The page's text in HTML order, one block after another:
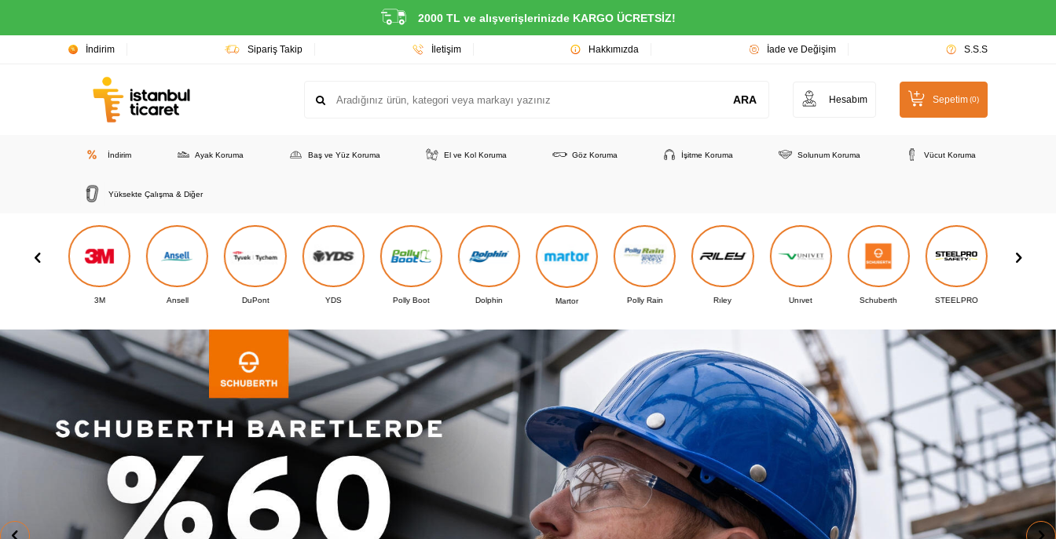
2000 TL ve alışverişlerinizde KARGO ÜCRETSİZ!
İndirim Sipariş Takip İletişim Hakkımızda İade ve Değişim S.S.S
ARA Hesabım Sepetim(0)
İndirim Ayak Koruma Baş ve Yüz Koruma El ve Kol Koruma Göz Koruma İşitme Koruma Solunum Koruma Vücut Koruma
Yüksekte Çalışma & Diğer
Ansell DuPont YDS Polly Boot Dolphin Martor Polly Rain Rıley Unıvet Schuberth STEELPRO Plum Safety